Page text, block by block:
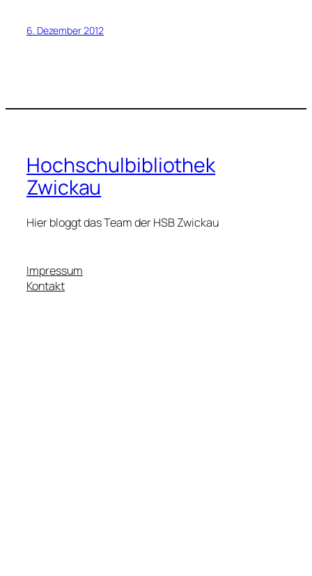
6. Dezember 2012
Hochschulbibliothek
Zwickau
Hier bloggt das Team der HSB Zwickau
Impressum
Kontakt